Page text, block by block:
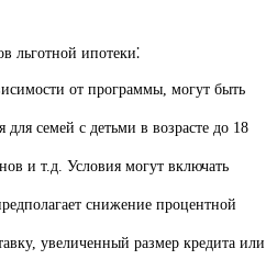
льготной ипотеки⁚
от программы, могут быть
семей с детьми в возрасте до 18
и т.д. Условия могут включать
снижение процентной
увеличенный размер кредита или